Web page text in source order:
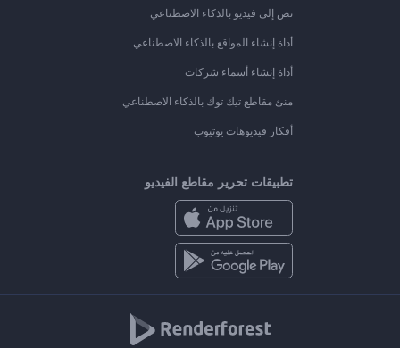
نص إلى فيديو بالذكاء الاصطناعي
أداة إنشاء المواقع بالذكاء الاصطناعي
أداة إنشاء أسماء شركات
منئ مقاطع تيك توك بالذكاء الاصطناعي
أفكار فيديوهات يوتيوب
تطبيقات تحرير مقاطع الفيديو